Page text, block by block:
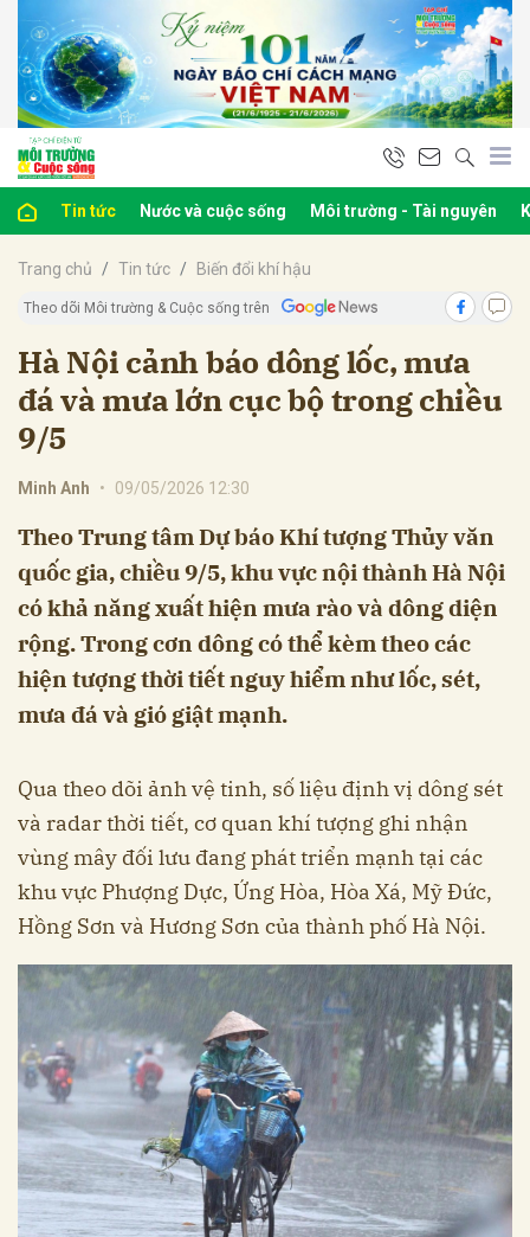
Tin tức Nước và cuộc sống Môi trường - Tài nguyên
Trang chủ Tin tức Biến đổi khí hậu
Theo dõi Môi trường & Cuộc sống trên
Hà Nội cảnh báo dông lốc, mưa
đá và mưa lớn cục bộ trong chiều
9/5
Minh Anh • 09/05/2026 12:30
Theo Trung tâm Dự báo Khí tượng Thủy văn
quốc gia, chiều 9/5, khu vực nội thành Hà Nội
có khả năng xuất hiện mưa rào và dông diện
rộng. Trong cơn dông có thể kèm theo các
hiện tượng thời tiết nguy hiểm như lốc, sét,
mưa đá và gió giật mạnh.
Qua theo dõi ảnh vệ tinh, số liệu định vị dông sét
và radar thời tiết, cơ quan khí tượng ghi nhận
vùng mây đối lưu đang phát triển mạnh tại các
khu vực Phượng Dực, Ứng Hòa, Hòa Xá, Mỹ Đức,
Hồng Sơn và Hương Sơn của thành phố Hà Nội.
luận
Hủy